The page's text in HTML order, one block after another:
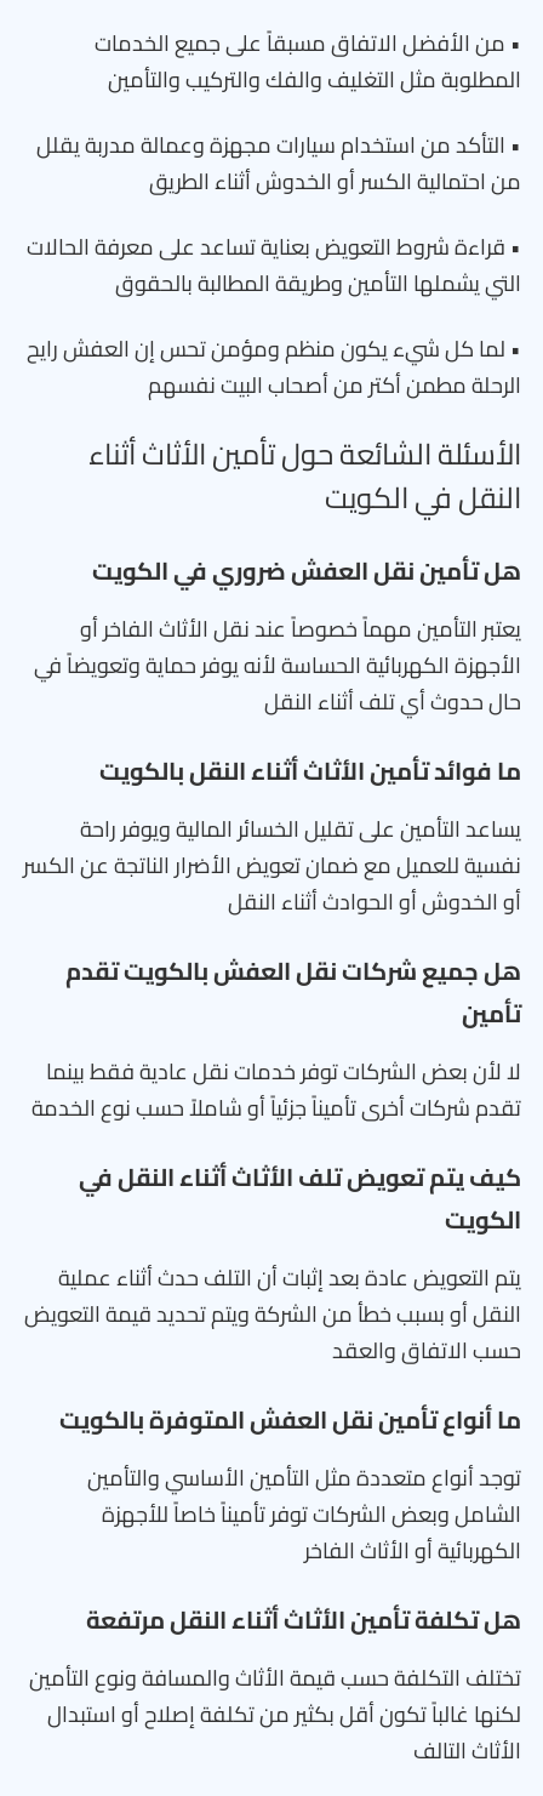
• من الأفضل الاتفاق مسبقاً على جميع الخدمات
المطلوبة مثل التغليف والفك والتركيب والتأمين
• التأكد من استخدام سيارات مجهزة وعمالة مدربة يقلل
من احتمالية الكسر أو الخدوش أثناء الطريق
• قراءة شروط التعويض بعناية تساعد على معرفة الحالات
التي يشملها التأمين وطريقة المطالبة بالحقوق
• لما كل شيء يكون منظم ومؤمن تحس إن العفش رايح
الرحلة مطمن أكتر من أصحاب البيت نفسهم
الأسئلة الشائعة حول تأمين الأثاث أثناء
النقل في الكويت
هل تأمين نقل العفش ضروري في الكويت
يعتبر التأمين مهماً خصوصاً عند نقل الأثاث الفاخر أو
الأجهزة الكهربائية الحساسة لأنه يوفر حماية وتعويضاً في
حال حدوث أي تلف أثناء النقل
ما فوائد تأمين الأثاث أثناء النقل بالكويت
يساعد التأمين على تقليل الخسائر المالية ويوفر راحة
نفسية للعميل مع ضمان تعويض الأضرار الناتجة عن الكسر
أو الخدوش أو الحوادث أثناء النقل
هل جميع شركات نقل العفش بالكويت تقدم
تأمين
لا لأن بعض الشركات توفر خدمات نقل عادية فقط بينما
تقدم شركات أخرى تأميناً جزئياً أو شاملاً حسب نوع الخدمة
كيف يتم تعويض تلف الأثاث أثناء النقل في
الكويت
يتم التعويض عادة بعد إثبات أن التلف حدث أثناء عملية
النقل أو بسبب خطأ من الشركة ويتم تحديد قيمة التعويض
حسب الاتفاق والعقد
ما أنواع تأمين نقل العفش المتوفرة بالكويت
توجد أنواع متعددة مثل التأمين الأساسي والتأمين
الشامل وبعض الشركات توفر تأميناً خاصاً للأجهزة
الكهربائية أو الأثاث الفاخر
هل تكلفة تأمين الأثاث أثناء النقل مرتفعة
تختلف التكلفة حسب قيمة الأثاث والمسافة ونوع التأمين
لكنها غالباً تكون أقل بكثير من تكلفة إصلاح أو استبدال
الأثاث التالف